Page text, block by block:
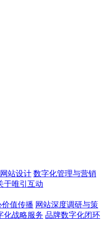
站设计 数字化管理与营销
于唯引互动
价值传播 网站深度调研与策
化战略服务 品牌数字化闭环